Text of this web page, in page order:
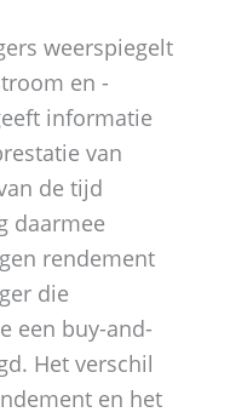
weerspiegelt
en -
informatie
van
de tijd
daarmee
rendement
die
een buy-and-
Het verschil
en het